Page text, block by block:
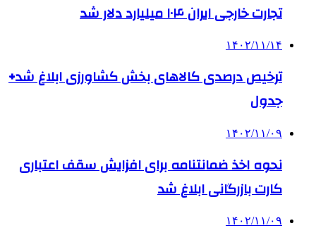
تجارت خارجی ایران ۱۰۴ میلیارد دلار شد
۱۴۰۲/۱۱/۱۴
ترخیص درصدی کالاهای بخش کشاورزی ابلاغ شد+
جدول
۱۴۰۲/۱۱/۰۹
نحوه اخذ ضمانتنامه برای افزایش سقف اعتباری
کارت بازرگانی ابلاغ شد
۱۴۰۲/۱۱/۰۹